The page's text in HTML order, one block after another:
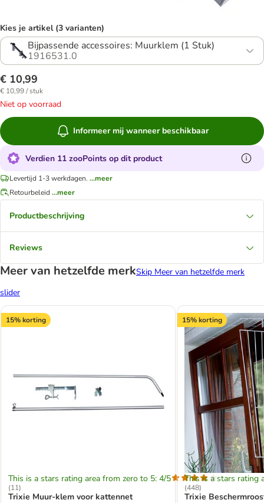
Kies je artikel (3 varianten)
Bijpassende accessoires: Muurklem (1 Stuk)
1916531.0
€ 10,99
€ 10,99 / stuk
Niet op voorraad
Informeer mij wanneer beschikbaar
Verdien 11 zooPoints op dit product
Levertijd 1-3 werkdagen. ...meer
Retourbeleid ...meer
Productbeschrijving
Reviews
Meer van hetzelfde merkSkip Meer van hetzelfde merk
slider
15% korting
This is a stars rating area from zero to 5: 4/5
(11)
Trixie Muur-klem voor kattennet
15% korting
This is a stars rating
(448)
Trixie